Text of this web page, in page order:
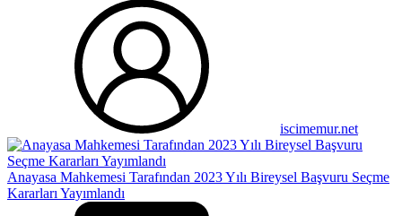
iscimemur.net
Anayasa Mahkemesi Tarafından 2023 Yılı Bireysel Başvuru Seçme
Kararları Yayımlandı